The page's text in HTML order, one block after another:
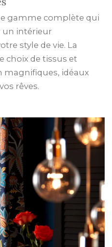
gamme complète qui
un intérieur
style de vie. La
choix de tissus et
magnifiques, idéaux
rêves.